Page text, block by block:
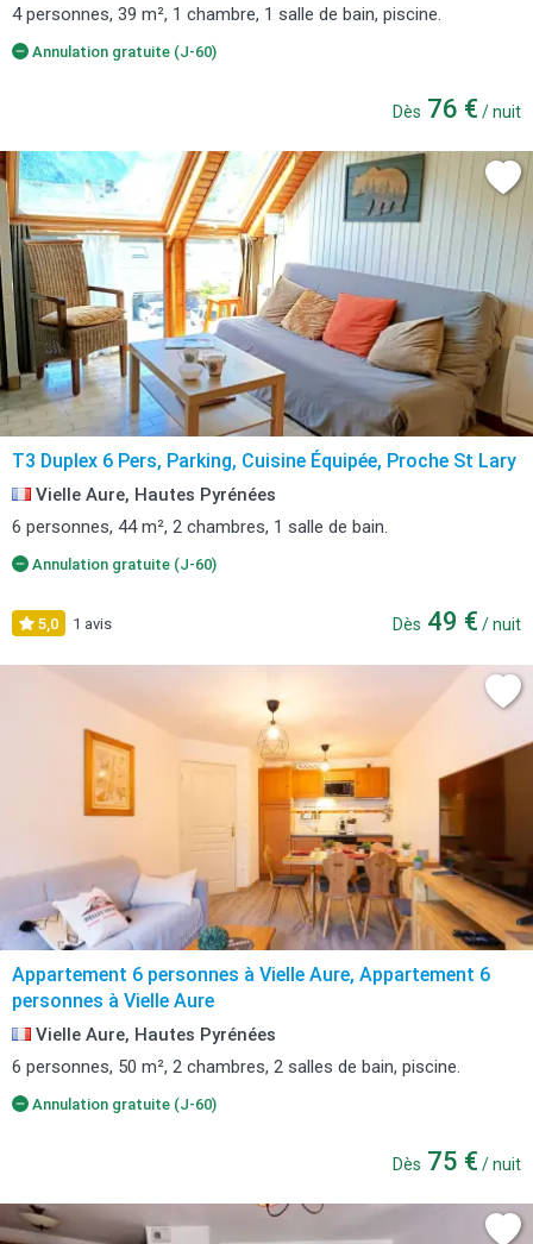
4 personnes, 39 m², 1 chambre, 1 salle de bain, piscine.
Annulation gratuite (J-60)
Dès 76 € / nuit
T3 Duplex 6 Pers, Parking, Cuisine Équipée, Proche St Lary
Vielle Aure, Hautes Pyrénées
6 personnes, 44 m², 2 chambres, 1 salle de bain.
Annulation gratuite (J-60)
5,0 1 avis Dès 49 € / nuit
Appartement 6 personnes à Vielle Aure, Appartement 6
personnes à Vielle Aure
Vielle Aure, Hautes Pyrénées
6 personnes, 50 m², 2 chambres, 2 salles de bain, piscine.
Annulation gratuite (J-60)
Dès 75 € / nuit